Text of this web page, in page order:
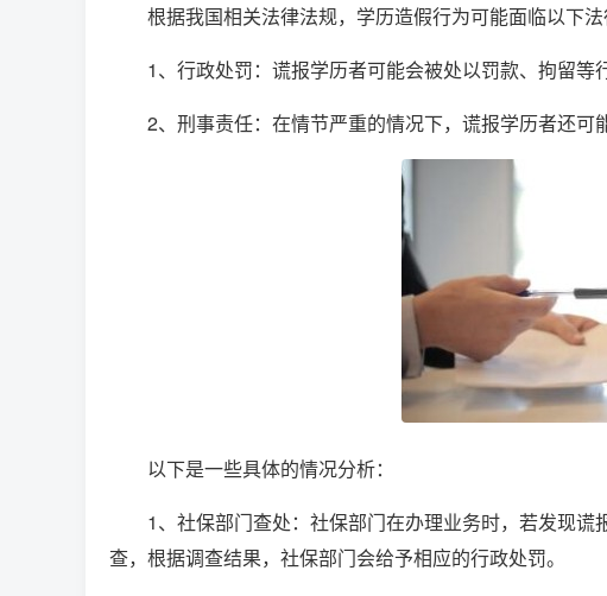
根据我国相关法律法规，学历造假行为可能面临以下法
1、行政处罚：谎报学历者可能会被处以罚款、拘留等
2、刑事责任：在情节严重的情况下，谎报学历者还可
以下是一些具体的情况分析：
1、社保部门查处：社保部门在办理业务时，若发现
查，根据调查结果，社保部门会给予相应的行政处罚。